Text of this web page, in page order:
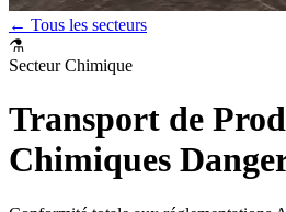
← Tous les secteurs
⚗️
Secteur Chimique
Transport de
Chimiques